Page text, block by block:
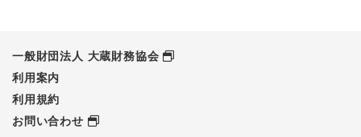
一般財団法人 大蔵財務協会
利用案内
利用規約
お問い合わせ